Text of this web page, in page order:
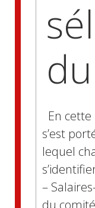
En
s’est
lequel
–